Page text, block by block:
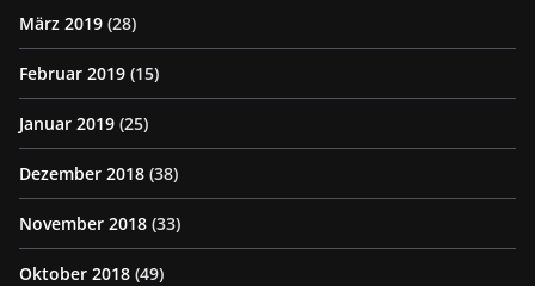
März 2019 (28)
Februar 2019 (15)
Januar 2019 (25)
Dezember 2018 (38)
November 2018 (33)
Oktober 2018 (49)